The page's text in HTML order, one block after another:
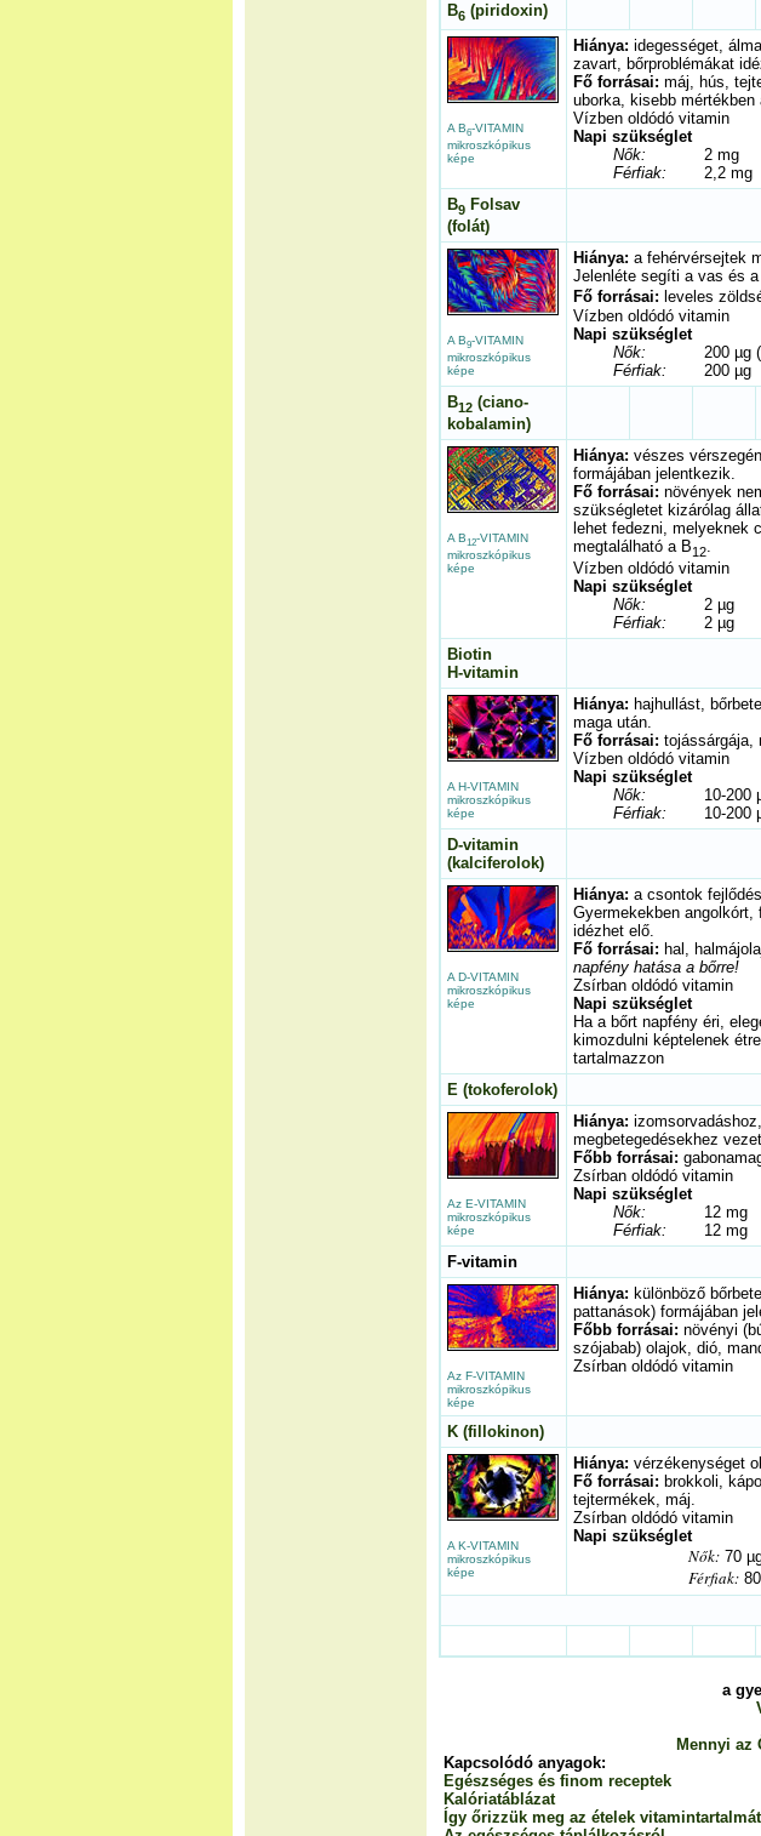
B6 (piridoxin)
A B6-VITAMIN
mikroszkópikus
képe
Hiánya: idegességet,
zavart, bőrproblémákat
Fő forrásai: máj, hús,
uborka, kisebb mértékben
Vízben oldódó vitamin
Napi szükséglet
Nők:
2 mg
Férfiak:
2,2 mg
B9 Folsav
(folát)
A B9-VITAMIN
mikroszkópikus
képe
Hiánya: a fehérvérsejtek
Jelenléte segíti a vas és a
Fő forrásai: leveles
Vízben oldódó vitamin
Napi szükséglet
Nők:
200 µg
Férfiak:
200 µg
B12 (ciano-
kobalamin)
A B12-VITAMIN
mikroszkópikus
képe
Hiánya: vészes
formájában jelentkezik.
Fő forrásai: növények
szükségletet kizárólag
lehet fedezni, melyeknek
megtalálható a B12.
Vízben oldódó vitamin
Napi szükséglet
Nők:
2 µg
Férfiak:
2 µg
Biotin
H-vitamin
A H-VITAMIN
mikroszkópikus
képe
Hiánya: hajhullást,
maga után.
Fő forrásai: tojássárgája,
Vízben oldódó vitamin
Napi szükséglet
Nők:
10-200
Férfiak:
10-200
D-vitamin
(kalciferolok)
A D-VITAMIN
mikroszkópikus
képe
Hiánya: a csontok
Gyermekekben
idézhet elő.
Fő forrásai: hal,
napfény hatása a bőrre!
Zsírban oldódó vitamin
Napi szükséglet
Ha a bőrt napfény éri,
kimozdulni képtelenek
tartalmazzon
E (tokoferolok)
Az E-VITAMIN
mikroszkópikus
képe
Hiánya:
megbetegedésekhez
Főbb forrásai:
Zsírban oldódó vitamin
Napi szükséglet
Nők:
12 mg
Férfiak:
12 mg
F-vitamin
Az F-VITAMIN
mikroszkópikus
képe
Hiánya: különböző
pattanások) formájában
Főbb forrásai: növényi
szójabab) olajok, dió,
Zsírban oldódó vitamin
K (fillokinon)
A K-VITAMIN
mikroszkópikus
képe
Hiánya: vérzékenységet
Fő forrásai: brokkoli,
tejtermékek, máj.
Zsírban oldódó vitamin
Napi szükséglet
Nők: 70
Férfiak:
a
Mennyi az
Kapcsolódó anyagok:
Egészséges és finom receptek
Kalóriatáblázat
Így őrizzük meg az ételek